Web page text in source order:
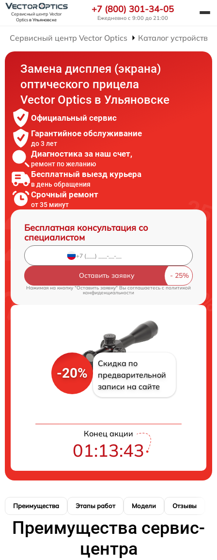
Сервисный центр Vector
Opticsв Ульяновске
+7 (800) 301-34-05
Ежедневно с 9:00 до 21:00
Сервисный центр Vector Optics Каталог устройств
Замена дисплея (экрана)
оптического прицела
Vector Optics в Ульяновске
Официальный сервис
Гарантийное обслуживание
до 3 лет
Диагностика за наш счет,
ремонт по желанию
Бесплатный выезд курьера
в день обращения
Срочный ремонт
от 35 минут
Бесплатная консультация со
специалистом
Оставить заявку
Нажимая на кнопку "Оставить заявку" Вы соглашаетесь c политикой
конфиденциальности
-20%
Скидка по
предварительной
записи на сайте
Конец акции
01:13:41
Преимущества Этапы работ Модели Отзывы
Преимущества сервис-
центра